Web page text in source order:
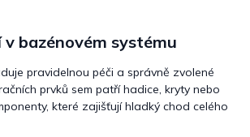
bazénovém systému
pravidelnou péči a správně zvolené
prvků sem patří hadice, kryty nebo
které zajišťují hladký chod celého